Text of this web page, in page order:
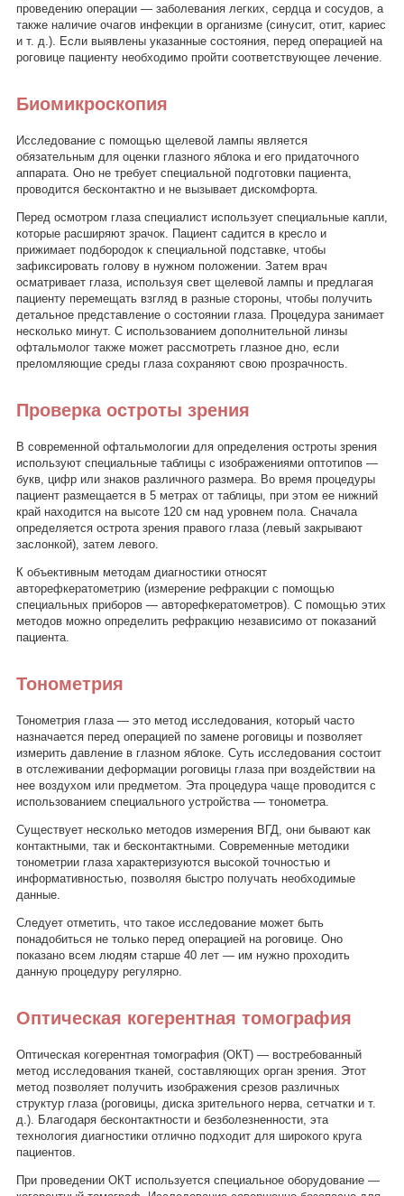
проведению операции — заболевания легких, сердца и сосудов, а
также наличие очагов инфекции в организме (синусит, отит, кариес
и т. д.). Если выявлены указанные состояния, перед операцией на
роговице пациенту необходимо пройти соответствующее лечение.
Биомикроскопия
Исследование с помощью щелевой лампы является
обязательным для оценки глазного яблока и его придаточного
аппарата. Оно не требует специальной подготовки пациента,
проводится бесконтактно и не вызывает дискомфорта.
Перед осмотром глаза специалист использует специальные капли,
которые расширяют зрачок. Пациент садится в кресло и
прижимает подбородок к специальной подставке, чтобы
зафиксировать голову в нужном положении. Затем врач
осматривает глаза, используя свет щелевой лампы и предлагая
пациенту перемещать взгляд в разные стороны, чтобы получить
детальное представление о состоянии глаза. Процедура занимает
несколько минут. С использованием дополнительной линзы
офтальмолог также может рассмотреть глазное дно, если
преломляющие среды глаза сохраняют свою прозрачность.
Проверка остроты зрения
В современной офтальмологии для определения остроты зрения
используют специальные таблицы с изображениями оптотипов —
букв, цифр или знаков различного размера. Во время процедуры
пациент размещается в 5 метрах от таблицы, при этом ее нижний
край находится на высоте 120 см над уровнем пола. Сначала
определяется острота зрения правого глаза (левый закрывают
заслонкой), затем левого.
К объективным методам диагностики относят
авторефкератометрию (измерение рефракции с помощью
специальных приборов — авторефкератометров). С помощью этих
методов можно определить рефракцию независимо от показаний
пациента.
Тонометрия
Тонометрия глаза — это метод исследования, который часто
назначается перед операцией по замене роговицы и позволяет
измерить давление в глазном яблоке. Суть исследования состоит
в отслеживании деформации роговицы глаза при воздействии на
нее воздухом или предметом. Эта процедура чаще проводится с
использованием специального устройства — тонометра.
Существует несколько методов измерения ВГД, они бывают как
контактными, так и бесконтактными. Современные методики
тонометрии глаза характеризуются высокой точностью и
информативностью, позволяя быстро получать необходимые
данные.
Следует отметить, что такое исследование может быть
понадобиться не только перед операцией на роговице. Оно
показано всем людям старше 40 лет — им нужно проходить
данную процедуру регулярно.
Оптическая когерентная томография
Оптическая когерентная томография (ОКТ) — востребованный
метод исследования тканей, составляющих орган зрения. Этот
метод позволяет получить изображения срезов различных
структур глаза (роговицы, диска зрительного нерва, сетчатки и т.
д.). Благодаря бесконтактности и безболезненности, эта
технология диагностики отлично подходит для широкого круга
пациентов.
При проведении ОКТ используется специальное оборудование —